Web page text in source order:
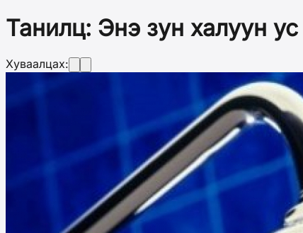
Танилц: Энэ зун халуун
Хуваалцах: